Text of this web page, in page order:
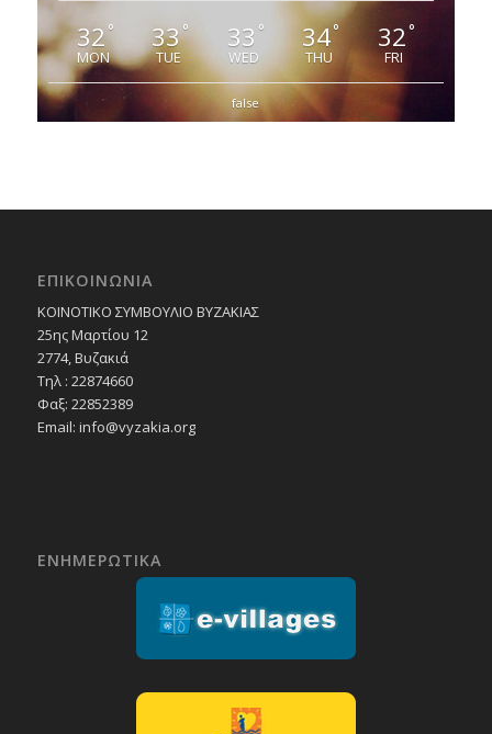
32°
MON
33°
TUE
33 °
WED
34°
THU
32°
FRI
false
ΕΠΙΚΟΙΝΩΝΙΑ
ΚΟΙΝΟΤΙΚΟ ΣΥΜΒΟΥΛΙΟ ΒΥΖΑΚΙΑΣ
25ης Μαρτίου 12
2774, Βυζακιά
Τηλ : 22874660
Φαξ: 22852389
Email: info@vyzakia.org
ΕΝΗΜΕΡΩΤΙΚΑ